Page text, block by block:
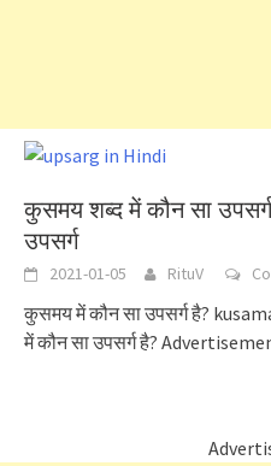
कुसमय शब्द में कौन सा
उपसर्ग
2021-01-05 RituV
कुसमय में कौन सा उपसर्ग है?
में कौन सा उपसर्ग है?